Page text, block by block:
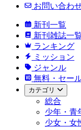
お問い合わ
新刊一覧
新刊雑誌一
ランキング
ミッション
ジャンル
無料・セー
カテゴリ
総合
少年・青
少女・女